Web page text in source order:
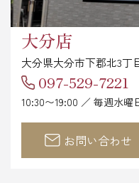
大分店
大分県大分市下郡北3丁
097-529-7221
10:30〜19:00 ／ 毎週水曜
お問い合わせ